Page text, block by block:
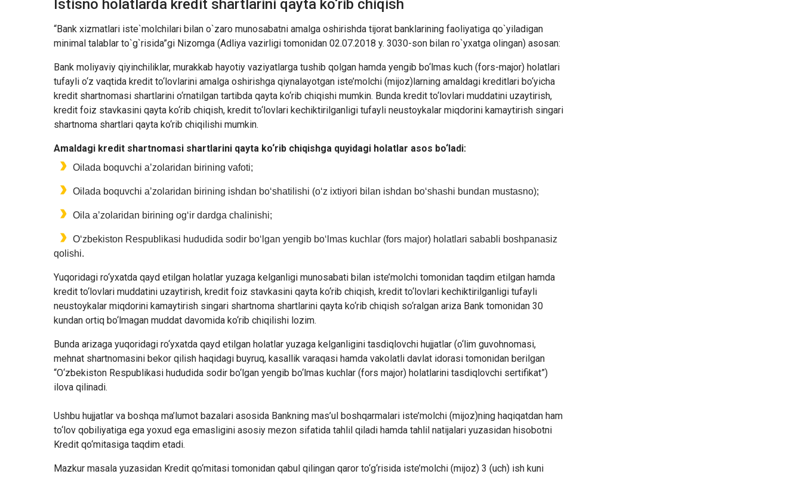
Istisno holatlarda kredit shartlarini qayta ko‘rib chiqish
“Bank xizmatlari iste`molchilari bilan o`zaro munosabatni amalga oshirishda tijorat banklarining faoliyatiga qo`yiladigan
minimal talablar to`g`risida”gi Nizomga (Adliya vazirligi tomonidan 02.07.2018 y. 3030-son bilan ro`yxatga olingan) asosan:
Bank moliyaviy qiyinchiliklar, murakkab hayotiy vaziyatlarga tushib qolgan hamda yengib bo‘lmas kuch (fors-major) holatlari
tufayli o‘z vaqtida kredit to‘lovlarini amalga oshirishga qiynalayotgan iste’molchi (mijoz)larning amaldagi kreditlari bo‘yicha
kredit shartnomasi shartlarini o‘rnatilgan tartibda qayta ko‘rib chiqishi mumkin. Bunda kredit to‘lovlari muddatini uzaytirish,
kredit foiz stavkasini qayta ko‘rib chiqish, kredit to‘lovlari kechiktirilganligi tufayli neustoykalar miqdorini kamaytirish singari
shartnoma shartlari qayta ko‘rib chiqilishi mumkin.
Amaldagi kredit shartnomasi shartlarini qayta ko‘rib chiqishga quyidagi holatlar asos bo‘ladi:
Oilada boquvchi a’zolaridan birining vafoti;
Oilada boquvchi a’zolaridan birining ishdan bo‘shatilishi (o‘z ixtiyori bilan ishdan bo‘shashi bundan mustasno);
Oila a’zolaridan birining og‘ir dardga chalinishi;
O‘zbekiston Respublikasi hududida sodir bo‘lgan yengib bo‘lmas kuchlar (fors major) holatlari sababli boshpanasiz
qolishi.
Yuqoridagi ro‘yxatda qayd etilgan holatlar yuzaga kelganligi munosabati bilan iste’molchi tomonidan taqdim etilgan hamda
kredit to‘lovlari muddatini uzaytirish, kredit foiz stavkasini qayta ko‘rib chiqish, kredit to‘lovlari kechiktirilganligi tufayli
neustoykalar miqdorini kamaytirish singari shartnoma shartlarini qayta ko‘rib chiqish so‘ralgan ariza Bank tomonidan 30
kundan ortiq bo‘lmagan muddat davomida ko‘rib chiqilishi lozim.
Bunda arizaga yuqoridagi ro‘yxatda qayd etilgan holatlar yuzaga kelganligini tasdiqlovchi hujjatlar (o‘lim guvohnomasi,
mehnat shartnomasini bekor qilish haqidagi buyruq, kasallik varaqasi hamda vakolatli davlat idorasi tomonidan berilgan
“O‘zbekiston Respublikasi hududida sodir bo‘lgan yengib bo‘lmas kuchlar (fors major) holatlarini tasdiqlovchi sertifikat”)
ilova qilinadi.
Ushbu hujjatlar va boshqa ma’lumot bazalari asosida Bankning mas’ul boshqarmalari iste’molchi (mijoz)ning haqiqatdan ham
to‘lov qobiliyatiga ega yoxud ega emasligini asosiy mezon sifatida tahlil qiladi hamda tahlil natijalari yuzasidan hisobotni
Kredit qo‘mitasiga taqdim etadi.
Mazkur masala yuzasidan Kredit qo‘mitasi tomonidan qabul qilingan qaror to‘g‘risida iste’molchi (mijoz) 3 (uch) ish kuni